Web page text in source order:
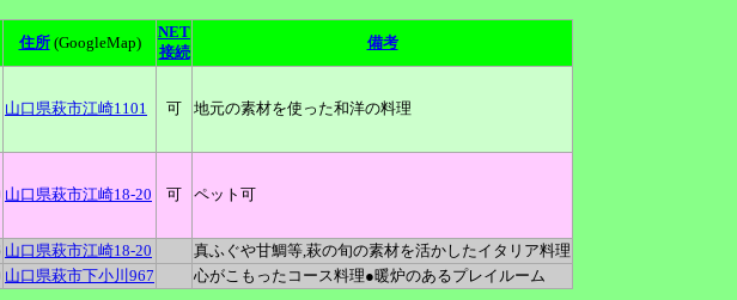
住所(GoogleMap)
NET
接続
備考
山口県萩市江崎1101 可 地元の素材を使った和洋の料理
山口県萩市江崎18-20 可 ペット可
山口県萩市江崎18-20
真ふぐや甘鯛等,萩の旬の素材を活かしたイタリア料理
山口県萩市下小川967 心がこもったコース料理●暖炉のあるプレイルーム